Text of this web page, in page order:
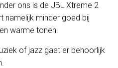
ons is de JBL Xtreme 2
namelijk minder goed bij
warme tonen.
of jazz gaat er behoorlijk